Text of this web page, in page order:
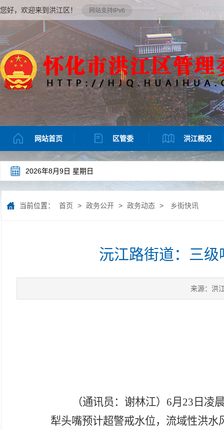
您好，欢迎来到洪江区！ 网站支持IPv6
网站首页 区管委 洪江概况
2026年8月9日 星期日
当前位置： 首页 > 政务公开 > 政务动态 > 乡街快讯
沅江路街道：三
来源：洪
（通讯员：谢林江） 6月23日凌
犁头嘴预计超警戒水位，流域性洪